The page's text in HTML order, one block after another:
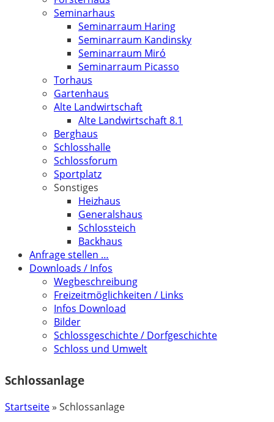
Seminarhaus
Seminarraum Haring
Seminarraum Kandinsky
Seminarraum Miró
Seminarraum Picasso
Torhaus
Gartenhaus
Alte Landwirtschaft
Alte Landwirtschaft 8.1
Berghaus
Schlosshalle
Schlossforum
Sportplatz
Sonstiges
Heizhaus
Generalshaus
Schlossteich
Backhaus
Anfrage stellen …
Downloads / Infos
Wegbeschreibung
Freizeitmöglichkeiten / Links
Infos Download
Bilder
Schlossgeschichte / Dorfgeschichte
Schloss und Umwelt
Schlossanlage
Startseite» Schlossanlage